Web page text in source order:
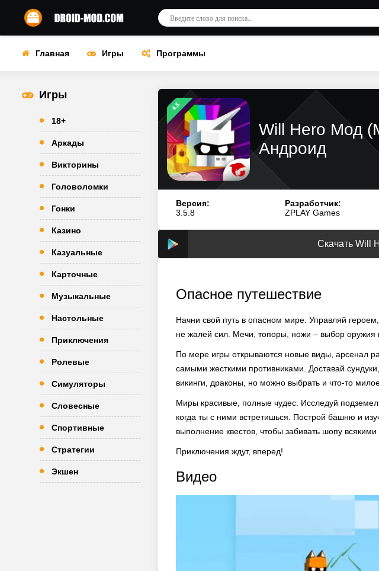
Главная Игры Программы
Игры
18+
Аркады
Викторины
Головоломки
Гонки
Казино
Казуальные
Карточные
Музыкальные
Настольные
Приключения
Ролевые
Симуляторы
Словесные
Спортивные
Стратегии
Экшен
4.5
Will Hero Мод
Андроид
Версия:
3.5.8
Разработчик:
ZPLAY Games
Скачать Will
Опасное путешествие
Начни свой путь в опасном мире. Управляй
не жалей сил. Мечи, топоры, ножи – выбор оружия
По мере игры открываются новые виды, арсенал
самыми жесткими противниками. Доставай
викинги, драконы, но можно выбрать и что-то
Миры красивые, полные чудес. Исследуй
когда ты с ними встретишься. Построй башню и
выполнение квестов, чтобы забивать шопу всякими
Приключения ждут, вперед!
Видео